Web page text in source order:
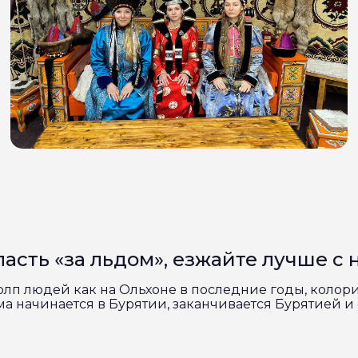
«за льдом», езжайте лучше
людей как на Ольхоне в последние годы,
в Бурятии, заканчивается Бурятией